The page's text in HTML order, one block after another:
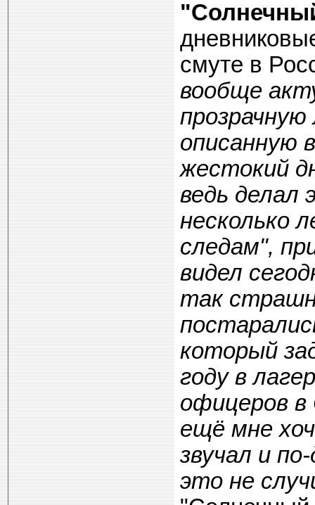
смуте в
вообще
описанную
жестокий
ведь делал
несколько
следам",
видел
так
который
году в
офицеров в
ещё мне
звучал и
это не